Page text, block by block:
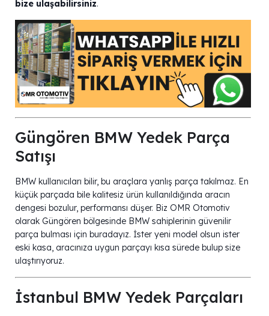
bize ulaşabilirsiniz.
Güngören BMW Yedek Parça
Satışı
BMW kullanıcıları bilir, bu araçlara yanlış parça takılmaz. En
küçük parçada bile kalitesiz ürün kullanıldığında aracın
dengesi bozulur, performansı düşer. Biz OMR Otomotiv
olarak Güngören bölgesinde BMW sahiplerinin güvenilir
parça bulması için buradayız. İster yeni model olsun ister
eski kasa, aracınıza uygun parçayı kısa sürede bulup size
ulaştırıyoruz.
İstanbul BMW Yedek Parçaları